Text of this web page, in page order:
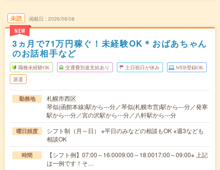
未読
NEW
掲載日 2026/08/08
3ヵ月で71万円稼ぐ！未経験OK＊おばあちゃん
のお話相手など
職種未経験OK 交通費別途支給あり 土日祝日が休み WEB登録OK
派遣
勤務地
札幌市西区
琴似(函館本線)駅から---分／琴似(札幌市営)駅から---分／発寒
駅から---分／宮の沢駅から---分／八軒駅から---分
曜日頻度
シフト制（月～日） ※平日のみなどの相談もOK ※週3なども
相談OK
時間
【シフト例】07:00～16:0009:00～18:0017:00～09:00※ 上記
は一例です！そ…